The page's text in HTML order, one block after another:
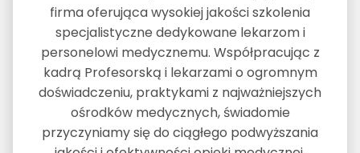
firma oferująca wysokiej jakości szkolenia
specjalistyczne dedykowane lekarzom i
personelowi medycznemu. Współpracując z
kadrą Profesorską i lekarzami o ogromnym
doświadczeniu, praktykami z najważniejszych
ośrodków medycznych, świadomie
przyczyniamy się do ciągłego podwyższania